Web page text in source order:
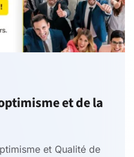
et de la
et Qualité de